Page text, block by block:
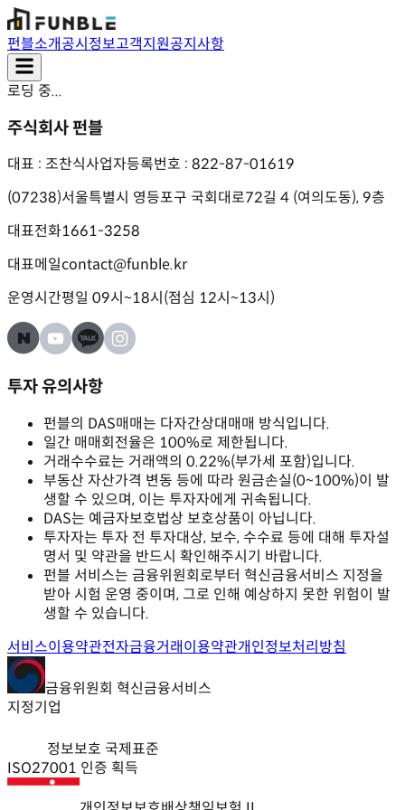
펀블소개공시정보고객지원공지사항
로딩 중...
주식회사 펀블
대표 : 조찬식사업자등록번호 : 822-87-01619
(07238)서울특별시 영등포구 국회대로72길 4 (여의도동), 9층
대표전화1661-3258
대표메일contact@funble.kr
운영시간평일 09시~18시(점심 12시~13시)
투자 유의사항
펀블의 DAS매매는 다자간상대매매 방식입니다.
일간 매매회전율은 100%로 제한됩니다.
거래수수료는 거래액의 0.22%(부가세 포함)입니다.
부동산 자산가격 변동 등에 따라 원금손실(0~100%)이 발
생할 수 있으며, 이는 투자자에게 귀속됩니다.
DAS는 예금자보호법상 보호상품이 아닙니다.
투자자는 투자 전 투자대상, 보수, 수수료 등에 대해 투자설
명서 및 약관을 반드시 확인해주시기 바랍니다.
펀블 서비스는 금융위원회로부터 혁신금융서비스 지정을
받아 시험 운영 중이며, 그로 인해 예상하지 못한 위험이 발
생할 수 있습니다.
서비스이용약관전자금융거래이용약관개인정보처리방침
금융위원회 혁신금융서비스
지정기업
정보보호 국제표준
ISO27001 인증 획득